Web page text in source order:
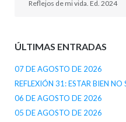
Reflejos de mi vida. Ed. 2024
ÚLTIMAS ENTRADAS
07 DE AGOSTO DE 2026
REFLEXIÓN 31: ESTAR BIEN NO
06 DE AGOSTO DE 2026
05 DE AGOSTO DE 2026